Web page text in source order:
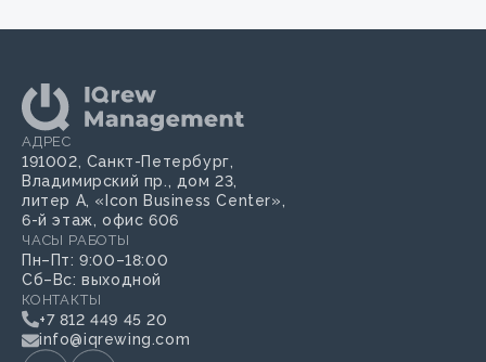
АДРЕС
191002, Санкт-Петербург,
Владимирский пр., дом 23,
литер А, «Icon Business Center»,
6-й этаж, офис 606
ЧАСЫ РАБОТЫ
Пн–Пт: 9:00–18:00
Сб–Вс: выходной
КОНТАКТЫ
+7 812 449 45 20
info@iqrewing.com